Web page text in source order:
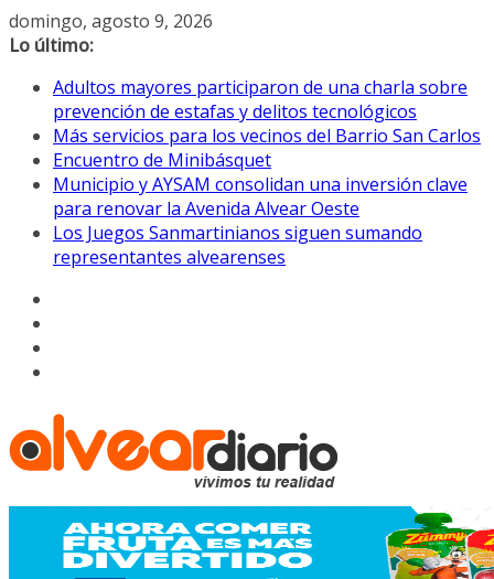
Saltar
al
domingo, agosto 9, 2026
Lo último:
Adultos mayores participaron de una charla sobre
prevención de estafas y delitos tecnológicos
Más servicios para los vecinos del Barrio San Carlos
Encuentro de Minibásquet
Municipio y AYSAM consolidan una inversión clave
para renovar la Avenida Alvear Oeste
Los Juegos Sanmartinianos siguen sumando
representantes alvearenses